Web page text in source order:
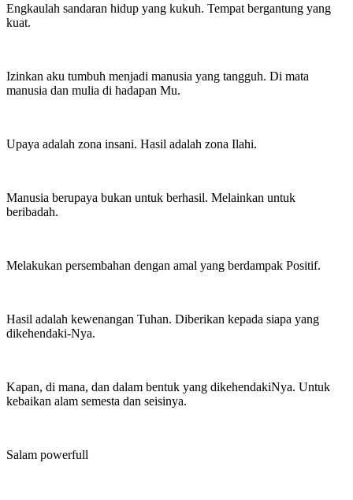
Engkaulah sandaran hidup yang kukuh. Tempat bergantung yang
kuat.
Izinkan aku tumbuh menjadi manusia yang tangguh. Di mata
manusia dan mulia di hadapan Mu.
Upaya adalah zona insani. Hasil adalah zona Ilahi.
Manusia berupaya bukan untuk berhasil. Melainkan untuk
beribadah.
Melakukan persembahan dengan amal yang berdampak Positif.
Hasil adalah kewenangan Tuhan. Diberikan kepada siapa yang
dikehendaki-Nya.
Kapan, di mana, dan dalam bentuk yang dikehendakiNya. Untuk
kebaikan alam semesta dan seisinya.
Salam powerfull